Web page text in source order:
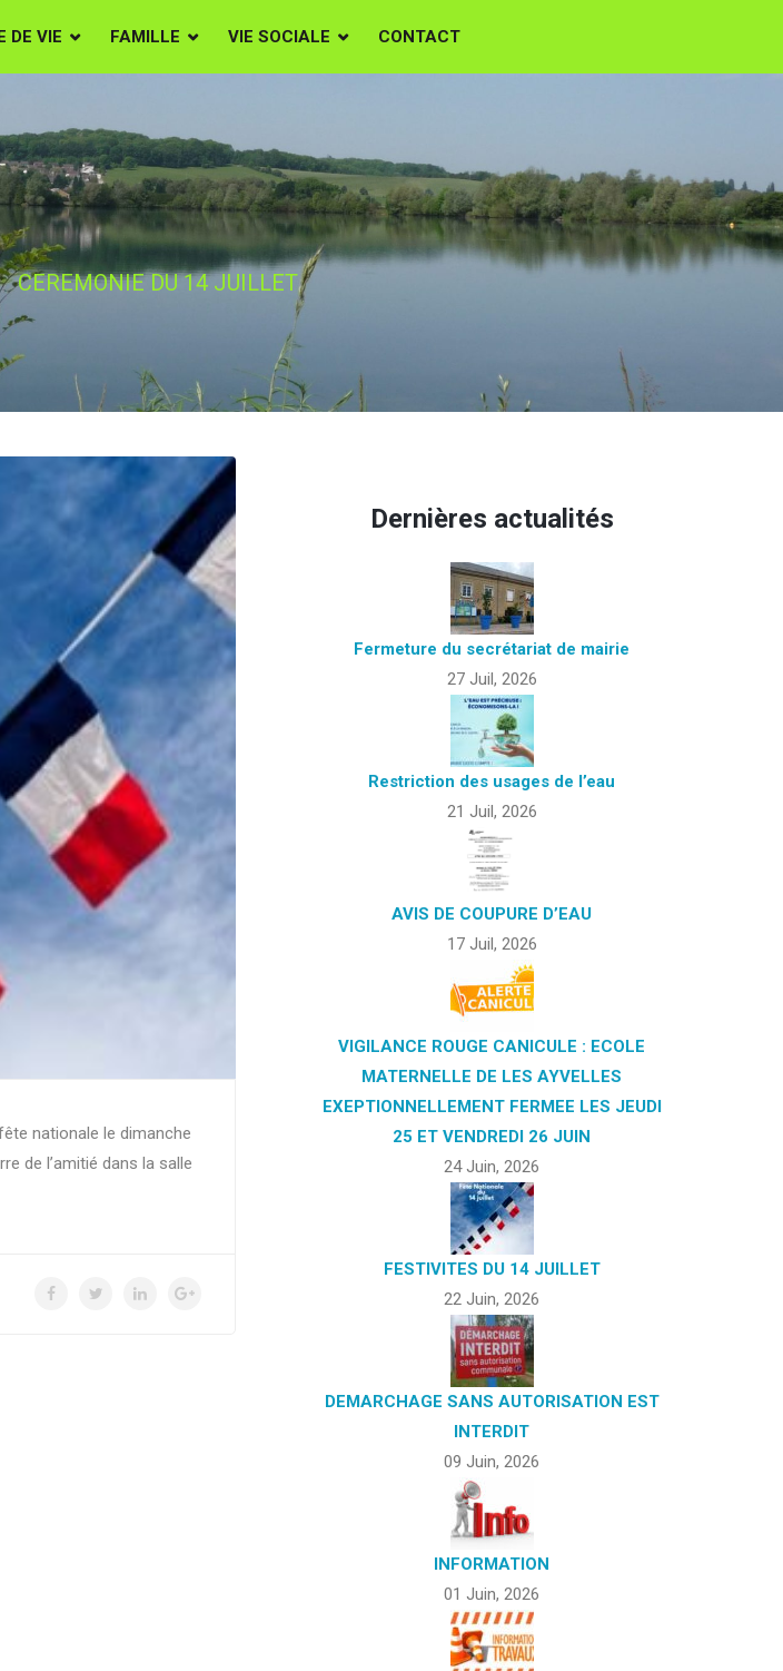
DE VIE FAMILLE VIE SOCIALE CONTACT
14 JUILLET
CEREMONIE DU 14 JUILLET
nationale le dimanche
de l’amitié dans la salle
Dernières actualités
Fermeture du secrétariat de mairie
27 Juil, 2026
Restriction des usages de l’eau
21 Juil, 2026
AVIS DE COUPURE D’EAU
17 Juil, 2026
VIGILANCE ROUGE CANICULE : ECOLE
MATERNELLE DE LES AYVELLES
EXEPTIONNELLEMENT FERMEE LES JEUDI
25 ET VENDREDI 26 JUIN
24 Juin, 2026
FESTIVITES DU 14 JUILLET
22 Juin, 2026
DEMARCHAGE SANS AUTORISATION EST
INTERDIT
09 Juin, 2026
INFORMATION
01 Juin, 2026